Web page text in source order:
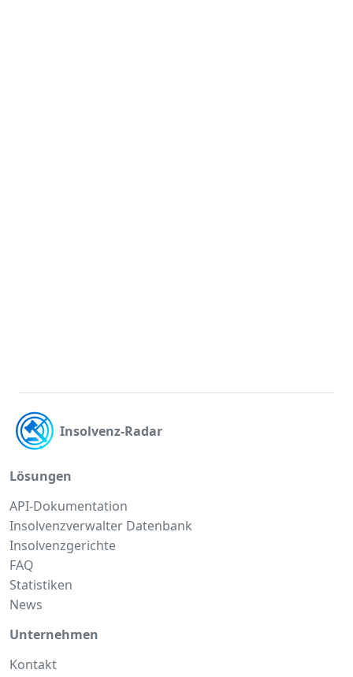
Insolvenz-Radar
Lösungen
API-Dokumentation
Insolvenzverwalter Datenbank
Insolvenzgerichte
FAQ
Statistiken
News
Unternehmen
Kontakt